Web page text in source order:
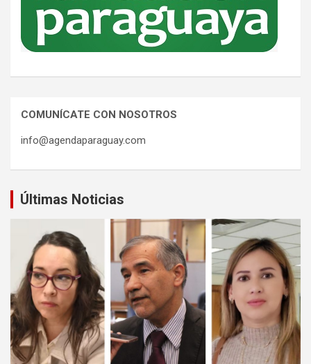
COMUNÍCATE CON NOSOTROS
info@agendaparaguay.com
Últimas Noticias